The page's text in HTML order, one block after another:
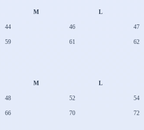
M L
44 46 47
59 61 62
M L
48 52 54
66 70 72